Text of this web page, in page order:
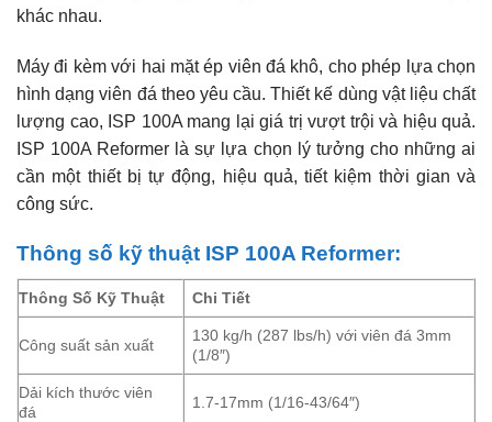
khác nhau.
Máy đi kèm với hai mặt ép viên đá khô, cho phép lựa chọn
hình dạng viên đá theo yêu cầu. Thiết kế dùng vật liệu chất
lượng cao, ISP 100A mang lại giá trị vượt trội và hiệu quả.
ISP 100A Reformer là sự lựa chọn lý tưởng cho những ai
cần một thiết bị tự động, hiệu quả, tiết kiệm thời gian và
công sức.
Thông số kỹ thuật ISP 100A Reformer:
Thông Số Kỹ Thuật Chi Tiết
Công suất sản xuất
130 kg/h (287 lbs/h) với viên đá 3mm
(1/8″)
Dải kích thước viên
đá
1.7-17mm (1/16-43/64″)